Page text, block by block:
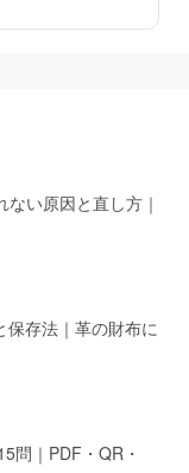
い原因と直し方｜
保存法｜革の財布に
問｜PDF・QR・